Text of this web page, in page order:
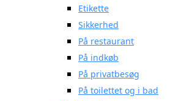
Etikette
Sikkerhed
På restaurant
På indkøb
På privatbesøg
På toilettet og i bad